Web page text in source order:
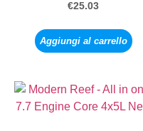
€25.03
Aggiungi al carrello